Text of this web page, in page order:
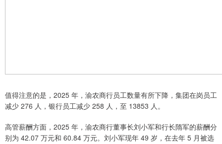
值得注意的是，2025 年，渝农商行员工数量有所下降，集团在岗员工
减少 276 人，银行员工减少 258 人，至 13853 人。
高管薪酬方面，2025 年，渝农商行董事长刘小军和行长隋军的薪酬分
别为 42.07 万元和 60.84 万元。刘小军现年 49 岁，在去年 5 月被选